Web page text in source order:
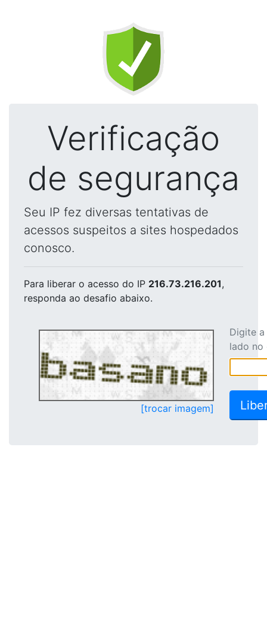
Verificação
de segurança
Seu IP fez diversas tentativas de
acessos suspeitos a sites hospedados
conosco.
Para liberar o acesso do IP 216.73.216.201,
responda ao desafio abaixo.
[trocar imagem]
Digite
lado no